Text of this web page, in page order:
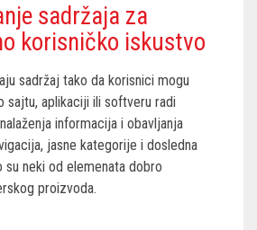
sadržaja za
korisničko iskustvo
sadržaj tako da korisnici mogu
sajtu, aplikaciji ili softveru radi
informacija i obavljanja
jasne kategorije i dosledna
neki od elemenata dobro
proizvoda.